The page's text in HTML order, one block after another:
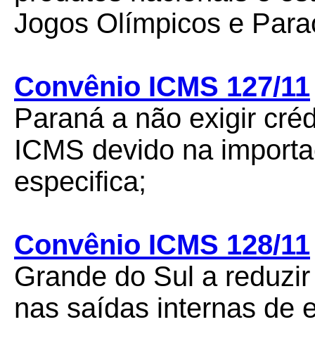
Jogos Olímpicos e
Convênio ICMS 127/11
Paraná a não exigir
ICMS devido na
especifica;
Convênio ICMS 128/11
Grande do Sul a
nas saídas internas de